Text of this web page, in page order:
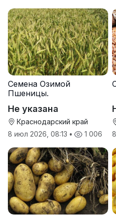
Семена Озимой
Пшеницы.
Не указана
Краснодарский край
8 июл 2026, 08:13 • 1 006